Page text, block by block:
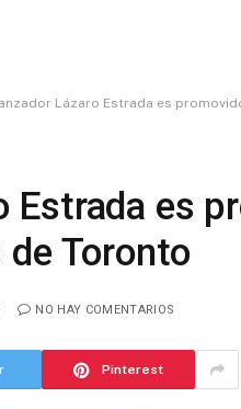
Lázaro Estrada es
Estrada es
Toronto
NO HAY COMENTARIOS
Pinterest